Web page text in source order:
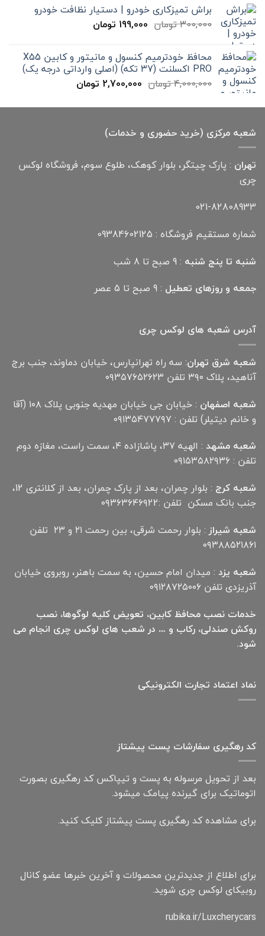
تا
براش تمیزکاری خودرو | دستیار نظافت خودرو
300,000تومان قیمت
بود.
199,000 تومانقیمت
199,000 تومان
است. محافظ خودترمیم کنسول و مانیتور و کابین X55
PRO اکسلنت (37 تکه) (اصلی وارداتی درجه یک)
4,000,000تومان قیمت
4,000,000 تومان
2,700,000 تومانقیمت
2,700,000 تومان
شعبه مرکزی (خرید حضوری و خدمات)
تهران : پارک چیتگر، بلوار کوهک، طلوع سوم، فروشگاه لوکس
چری
021-82808933
شماره مستقیم فروشگاه : 09384602125
شنبه تا پنج شنبه : 9 صبح تا 8 شب
جمعه و روزهای تعطیل : 9 صبح تا 5 عصر
آدرس شعبه های لوکس چری
شعبه شرق تهران: سه راه تهرانپارس، خیابان دماوند، جنب برج
آناهید، پلاک ۳۹۰ تلفن ۰۹۳۵۷۶۵۲۶۲۳
شعبه اصفهان
: خیابان جی خیابان مهدیه جنوبی پلاک ۱۰۸ (آقا
و خانم دیتیلر) تلفن : ۰۹۱۳۵۴۷۷۷۹۷
شعبه مشهد
: الهیه ۳۷، پاشازاده ۴، سمت راست، مغازه دوم
تلفن : ۰۹۱۵۳۵۸۲۹۳۶
شعبه کرج
: بلوار چمران، بعد از پارک چمران، بعد از کلانتری 12،
جنب بانک مسکن تلفن :۰۹۳۶۳۶۴۶۹22
شعبه شیراز
: بلوار رحمت شرقی، بین رحمت ۲۱ و ۲۳ تلفن
۰۹۳۸۸۵۲۱۸۶۱
شعبه یزد : میدان امام حسین، به سمت باهنر، روبروی خیابان
آذریزدی تلفن ۰۹۱۲۸۷۲۵۰۰۶
خدمات نصب محافظ کابین، تعویض کلیه لوگوها، نصب
روکش صندلی، رکاب و … در شعب های لوکس چری انجام می
شود.
نماد اعتماد تجارت الكترونیكی
کد رهگیری سفارشات پست پیشتاز
بعد از تحویل مرسوله به پست و تیپاکس کد رهگیری بصورت
اتوماتیک برای گیرنده پیامک میشود.
برای مشاهده کد رهگیری پست پیشتاز کلیک کنید.
برای اطلاع از جدیدترین محصولات و آخرین خبرها عضو کانال
روبیکای لوکس چری شوید.
rubika.ir/Luxcherycars